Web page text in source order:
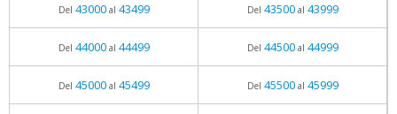
Del 43000al 43499 Del 43500al 43999
Del 44000al 44499 Del 44500al 44999
Del 45000al 45499 Del 45500al 45999